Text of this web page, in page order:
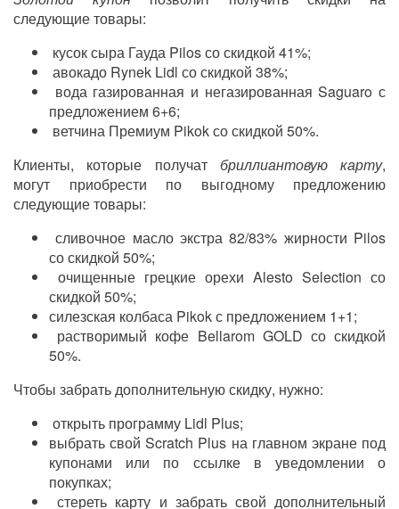
следующие товары:
кусок сыра Гауда Pilos со скидкой 41%;
авокадо Rynek Lidl со скидкой 38%;
вода газированная и негазированная Saguaro с
предложением 6+6;
ветчина Премиум Pikok со скидкой 50%.
Клиенты, которые получат бриллиантовую карту,
могут приобрести по выгодному предложению
следующие товары:
сливочное масло экстра 82/83% жирности Pilos
со скидкой 50%;
очищенные грецкие орехи Alesto Selection со
скидкой 50%;
силезская колбаса Pikok с предложением 1+1;
растворимый кофе Bellarom GOLD со скидкой
50%.
Чтобы забрать дополнительную скидку, нужно:
открыть программу Lidl Plus;
выбрать свой Scratch Plus на главном экране под
купонами или по ссылке в уведомлении о
покупках;
стереть карту и забрать свой дополнительный